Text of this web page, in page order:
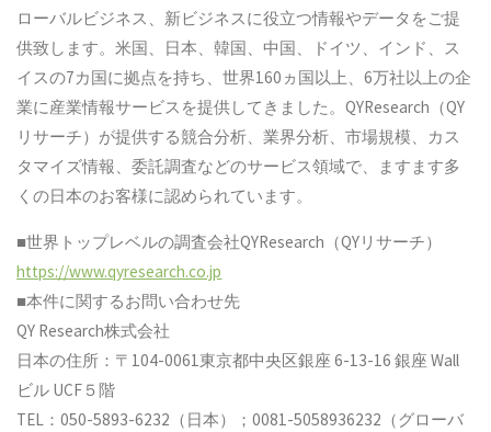
ローバルビジネス、新ビジネスに役立つ情報やデータをご提
供致します。米国、日本、韓国、中国、ドイツ、インド、ス
イスの7カ国に拠点を持ち、世界160ヵ国以上、6万社以上の企
業に産業情報サービスを提供してきました。QYResearch（QY
リサーチ）が提供する競合分析、業界分析、市場規模、カス
タマイズ情報、委託調査などのサービス領域で、ますます多
くの日本のお客様に認められています。
■世界トップレベルの調査会社QYResearch（QYリサーチ）
https://www.qyresearch.co.jp
■本件に関するお問い合わせ先
QY Research株式会社
日本の住所：〒104-0061東京都中央区銀座 6-13-16 銀座 Wall
ビル UCF５階
TEL：050-5893-6232（日本）；0081-5058936232（グローバ